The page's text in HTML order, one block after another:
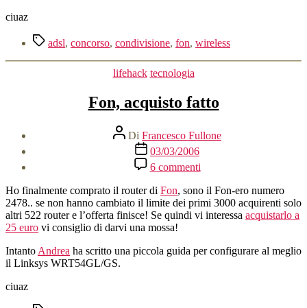
ciuaz
Tag adsl, concorso, condivisione, fon, wireless
Categorie
lifehack tecnologia
Fon, acquisto fatto
Autore
articolo
Di Francesco Fullone
Data
dell'articolo
03/03/2006
6 commentisu
Fon,
acquisto
fatto
Ho finalmente comprato il router di Fon, sono il Fon-ero numero
2478.. se non hanno cambiato il limite dei primi 3000 acquirenti solo
altri 522 router e l’offerta finisce! Se quindi vi interessa acquistarlo a
25 euro vi consiglio di darvi una mossa!
Intanto Andrea ha scritto una piccola guida per configurare al meglio
il Linksys WRT54GL/GS.
ciuaz